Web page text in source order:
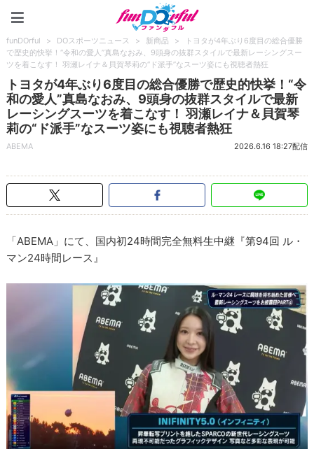
funDOrful > DOスポーツニュース > 新商品 >
トヨタが4年ぶり6度目の総合優勝
で歴史的快挙！“令和の愛人”真島なおみ、9頭身の抜群スタイルで最新レーシングスー
ツを着こなす！ 羽瀬レイナ＆貝賀琴莉の“ド派手”なスーツ姿にも視聴者熱狂
トヨタが4年ぶり6度目の総合優勝で歴史的快挙！“令
和の愛人”真島なおみ、9頭身の抜群スタイルで最新
レーシングスーツを着こなす！ 羽瀬レイナ＆貝賀琴
莉の“ド派手”なスーツ姿にも視聴者熱狂
ABEMA 2026.6.16 18:27配信
「ABEMA」にて、国内初24時間完全無料生中継『第94回 ル・
マン24時間レース』